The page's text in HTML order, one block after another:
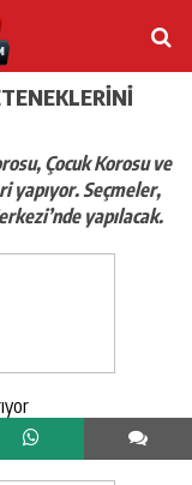
Çocuk Korosu ve
yapıyor. Seçmeler,
yapılacak.